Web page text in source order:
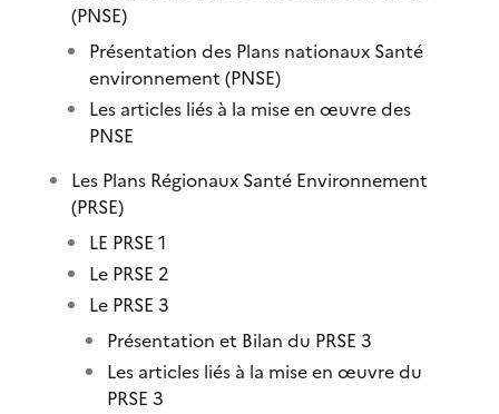
(PNSE)
Présentation des Plans nationaux Santé
environnement (PNSE)
Les articles liés à la mise en œuvre des
PNSE
Les Plans Régionaux Santé Environnement
(PRSE)
LE PRSE 1
Le PRSE 2
Le PRSE 3
Présentation et Bilan du PRSE 3
Les articles liés à la mise en œuvre du
PRSE 3